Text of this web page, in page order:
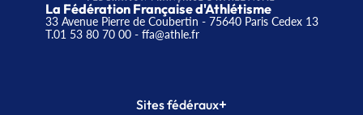
La Fédération Française d'Athlétisme
33 Avenue Pierre de Coubertin - 75640 Paris Cedex 13
T.01 53 80 70 00- ffa@athle.fr
Sites fédéraux+